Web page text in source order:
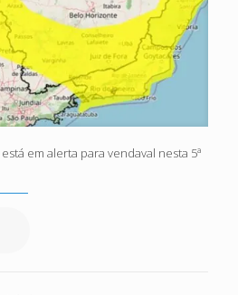
em alerta para vendaval nesta 5ª